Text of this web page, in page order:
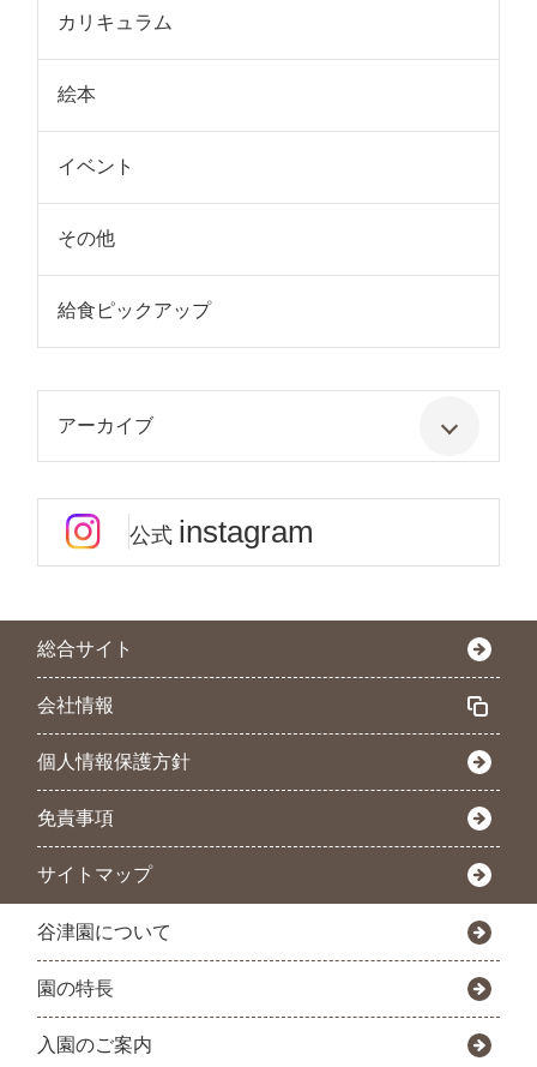
カリキュラム
絵本
イベント
その他
給食ピックアップ
アーカイブ
公式 instagram
総合サイト
会社情報
個人情報保護方針
免責事項
サイトマップ
谷津園について
園の特長
入園のご案内